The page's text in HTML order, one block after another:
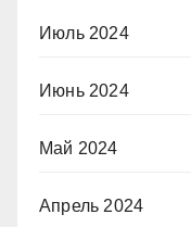
Июль 2024
Июнь 2024
Май 2024
Апрель 2024